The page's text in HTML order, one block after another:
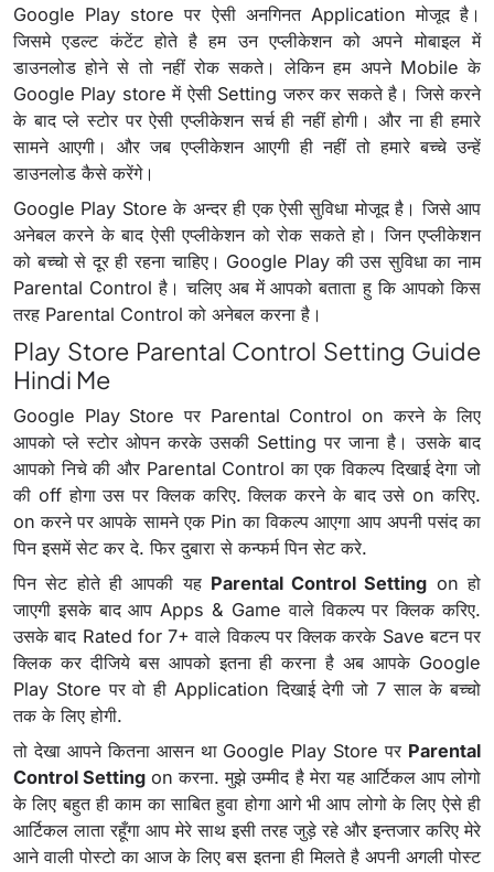
Google Play store पर ऐसी अनगिनत Application मोजूद है।
जिसमे एडल्ट कंटेंट होते है हम उन एप्लीकेशन को अपने मोबाइल में
डाउनलोड होने से तो नहीं रोक सकते। लेकिन हम अपने Mobile के
Google Play store में ऐसी Setting जरुर कर सकते है। जिसे करने
के बाद प्ले स्टोर पर ऐसी एप्लीकेशन सर्च ही नहीं होगी। और ना ही हमारे
सामने आएगी। और जब एप्लीकेशन आएगी ही नहीं तो हमारे बच्चे उन्हें
डाउनलोड कैसे करेंगे।
Google Play Store के अन्दर ही एक ऐसी सुविधा मोजूद है। जिसे आप
अनेबल करने के बाद ऐसी एप्लीकेशन को रोक सकते हो। जिन एप्लीकेशन
को बच्चो से दूर ही रहना चाहिए। Google Play की उस सुविधा का नाम
Parental Control है। चलिए अब में आपको बताता हु कि आपको किस
तरह Parental Control को अनेबल करना है।
Play Store Parental Control Setting Guide
Hindi Me
Google Play Store पर Parental Control on करने के लिए
आपको प्ले स्टोर ओपन करके उसकी Setting पर जाना है। उसके बाद
आपको निचे की और Parental Control का एक विकल्प दिखाई देगा जो
की off होगा उस पर क्लिक करिए. क्लिक करने के बाद उसे on करिए.
on करने पर आपके सामने एक Pin का विकल्प आएगा आप अपनी पसंद का
पिन इसमें सेट कर दे. फिर दुबारा से कन्फर्म पिन सेट करे.
पिन सेट होते ही आपकी यह Parental Control Setting on हो
जाएगी इसके बाद आप Apps & Game वाले विकल्प पर क्लिक करिए.
उसके बाद Rated for 7+ वाले विकल्प पर क्लिक करके Save बटन पर
क्लिक कर दीजिये बस आपको इतना ही करना है अब आपके Google
Play Store पर वो ही Application दिखाई देगी जो 7 साल के बच्चो
तक के लिए होगी.
तो देखा आपने कितना आसन था Google Play Store पर Parental
Control Setting on करना. मुझे उम्मीद है मेरा यह आर्टिकल आप लोगो
के लिए बहुत ही काम का साबित हुवा होगा आगे भी आप लोगो के लिए ऐसे ही
आर्टिकल लाता रहूँगा आप मेरे साथ इसी तरह जुड़े रहे और इन्तजार करिए मेरे
आने वाली पोस्टो का आज के लिए बस इतना ही मिलते है अपनी अगली पोस्ट